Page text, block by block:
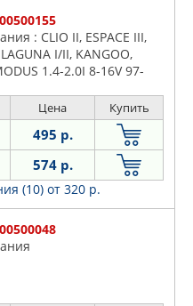
: CLIO II, ESPACE III,
I/II, KANGOO,
1.4-2.0I 8-16V 97-
Цена Купить
495 р.
574 р.
(10) от 320 р.